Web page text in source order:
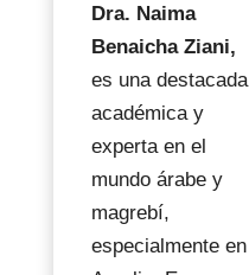
Dra. Naima
Benaicha Ziani,
es una destacada
académica y
experta en el
mundo árabe y
magrebí,
especialmente en